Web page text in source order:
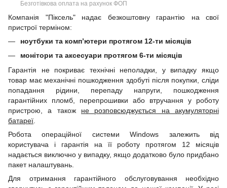
Безготівкова оплата на рахунок ФОП
Компанія "Піксель" надає безкоштовну гарантію на свої
пристрої терміном:
ноутбуки та комп’ютери протягом 12-ти місяців
монітори та аксесуари протягом 6-ти місяців
Гарантія не покриває технічні неполадки, у випадку якщо
товар має механічні пошкодження здобуті після покупки, сліди
попадання рідини, перепаду напруги, пошкодження
гарантійних пломб, перепрошивки або втручання у роботу
пристрою, а також не розповсюджується на акумуляторні
батареї
Робота операційної системи Windows залежить від
користувача і гарантія на її роботу протягом 12 місяців
надається виключно у випадку, якщо додатково було придбано
пакет налаштувань.
Для отримання гарантійного обслуговування необхідно